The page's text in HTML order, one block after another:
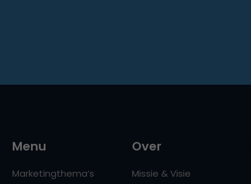
Menu
Marketingthema’s
Over
Missie & Visie